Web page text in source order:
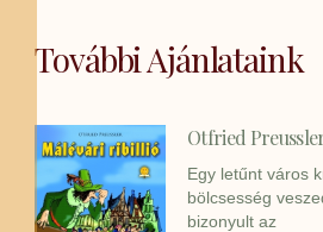
További Ajánlataink
Otfried
Egy letűnt város
bölcsesség
bizonyult az